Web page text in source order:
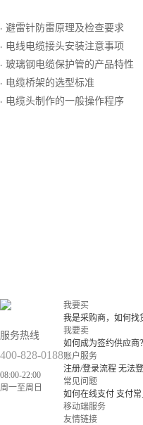
· 避雷针防雷原理及检查要求
· 电线电缆接头安装注意事项
· 玻璃钢电缆保护管的产品特性
· 电缆桥架的选型标准
· 电缆头制作的一般操作程序
服务热线
400-828-0188
08:00-22:00
周一至周日
我要买
我是采购商，如何找
我要卖
如何成为签约供应商？
账户服务
注册/登录流程 无法
常见问题
如何在线支付 支付
移动端服务
友情链接